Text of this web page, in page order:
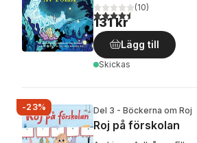
4,5utav 5 stjärnor.
(10)
131 kr
Lägg till
Skickas
-23% Del 3 - Böckerna om Roj
Roj på förskolan